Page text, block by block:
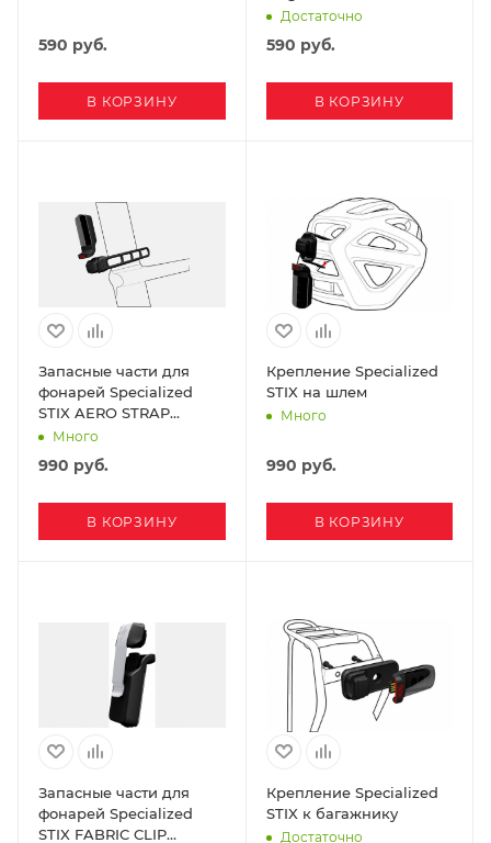
590 руб.
В КОРЗИНУ
Достаточно
590 руб.
В КОРЗИНУ
Запасные части для
фонарей Specialized
STIX AERO STRAP
MOUNT
Много
990 руб.
В КОРЗИНУ
Крепление Specialized
STIX на шлем
Много
990 руб.
В КОРЗИНУ
Запасные части для
фонарей Specialized
STIX FABRIC CLIP
Крепление Specialized
STIX к багажнику
Достаточно